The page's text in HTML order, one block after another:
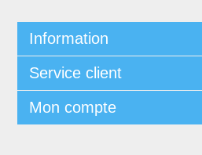
Information
Service client
Mon compte